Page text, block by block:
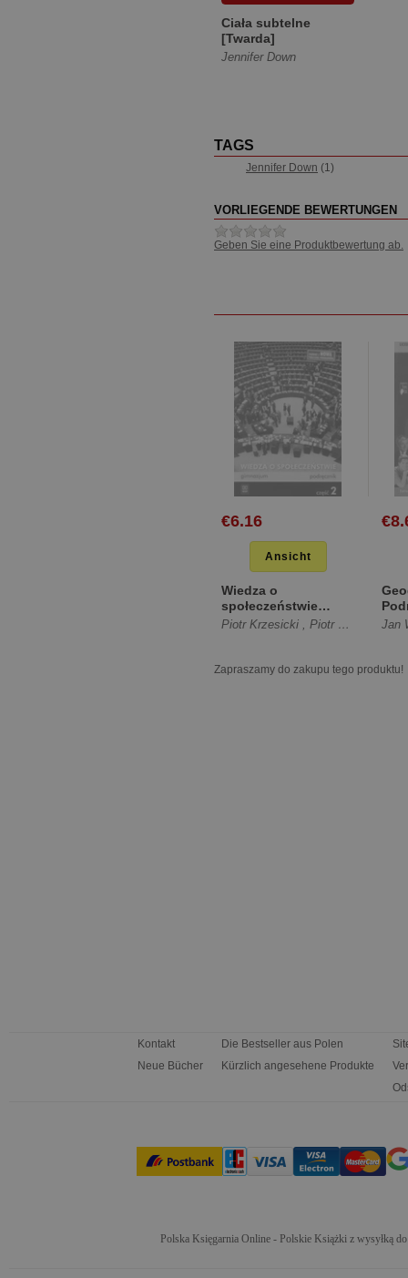
Ciała subtelne
[Twarda]
Jennifer Down
TAGS
Jennifer Down (1)
VORLIEGENDE BEWERTUNGEN
Geben Sie eine Produktbewertung ab.
€6.16
Ansicht
Wiedza o
społeczeństwie
część 2 podręcznik
Piotr Krzesicki , Piotr Kur Jan
Zapraszamy do zakupu tego produktu!
Kontakt
Neue Bücher
Die Bestseller aus Polen
Kürzlich angesehene Produkte
Polska Księgarnia Online - Polskie Książki z wysyłką